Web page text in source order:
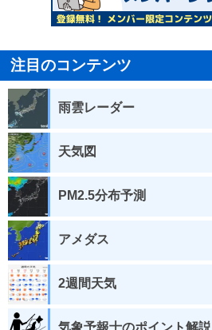
注目のコンテンツ
雨雲レーダー
天気図
PM2.5分布予測
アメダス
2週間天気
気象予報士のポイント解説